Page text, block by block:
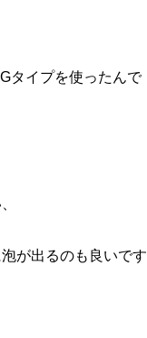
タイプを使ったんで
が出るのも良いです